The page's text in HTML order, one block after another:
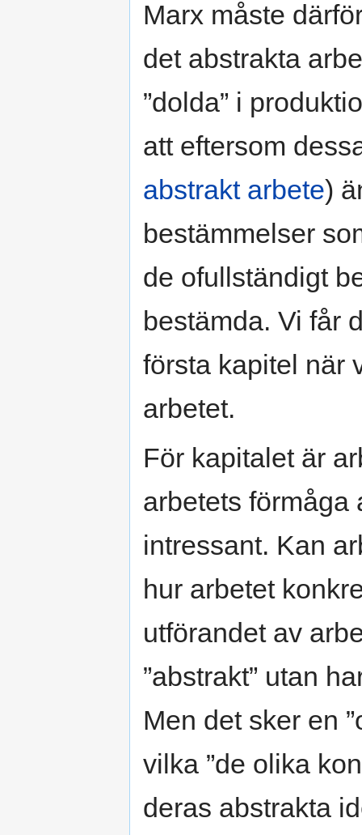
Marx måste
det abstrakta
”dolda” i
att eftersom
abstrakt arbete)
bestämmelser
de ofullständigt
bestämda. Vi får
första kapitel när
arbetet.
För kapitalet är
arbetets förmåga
intressant. Kan
hur arbetet
utförandet av
”abstrakt” utan
Men det sker en
vilka ”de olika
deras abstrakta